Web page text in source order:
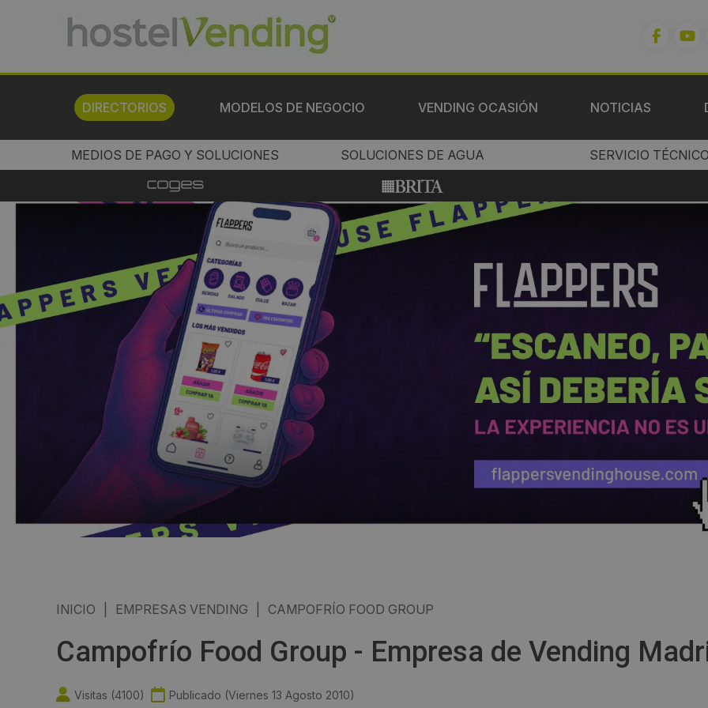
DIRECTORIOS MODELOS DE NEGOCIO VENDING OCASIÓN NOTICIAS
MEDIOS DE PAGO Y SOLUCIONES SOLUCIONES DE AGUA SERVICIO
INICIO EMPRESAS VENDING CAMPOFRÍO FOOD GROUP
Campofrío Food Group - Empresa de Vending
Visitas (4100) Publicado (Viernes 13 Agosto 2010)